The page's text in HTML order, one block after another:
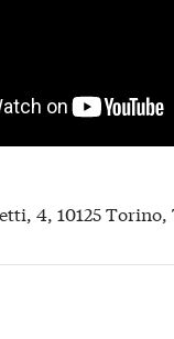
4, 10125 Torino,